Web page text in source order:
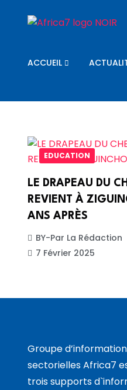
ACCUEIL
EDUCATION
LE DRAPEAU DU
REVIENT À
ANS APRÈS
BY-Par La Rédaction
7 Février 2025
Groupe
sectorielles Africa7
trois supports